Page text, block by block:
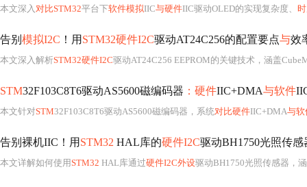
本文深入对比STM32平台下软件模拟IIC与硬件IIC驱动OLED的实现复杂度、
告别 模拟I2C ！用 STM32硬件I2C驱动AT24C256的配置要点与效
本文深入解析STM32硬件I2C驱动AT24C256 EEPROM的关键技术，涵盖CubeMX配置
STM32F103C8T6驱动AS5600磁编码器 ：硬件IIC+DMA与软件
本文针对STM32F103C8T6驱动AS5600磁编码器，系统对比硬件IIC+DMA与软
告别裸机IIC！用 STM32 HAL库的硬件I2C驱动BH1750光照传
本文详解如何使用STM32 HAL库通过硬件I2C外设驱动BH1750光照传感器，涵盖CubeMX精准配置（